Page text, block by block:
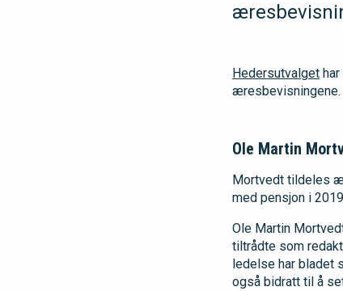
Hedersutvalget
æresbevisningene.
Ole Martin
Mortvedt tildeles
med pensjon i
Ole Martin
tiltrådte som
ledelse har bladet
også bidratt til å